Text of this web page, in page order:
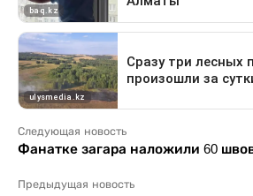
Следующая новость
Фанатке загара наложили 60
Предыдущая новость